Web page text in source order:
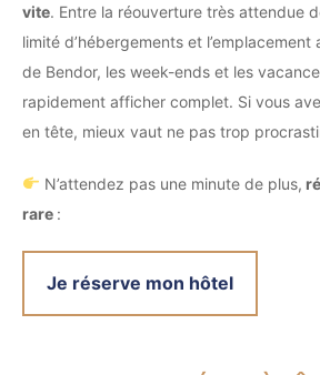
vite. Entre la réouverture très attendue
limité d’hébergements et
de Bendor, les week-ends et les
rapidement afficher complet. Si vous
en tête, mieux vaut ne pas trop
N’attendez pas une minute de plus,
rare :
Je réserve mon hôtel